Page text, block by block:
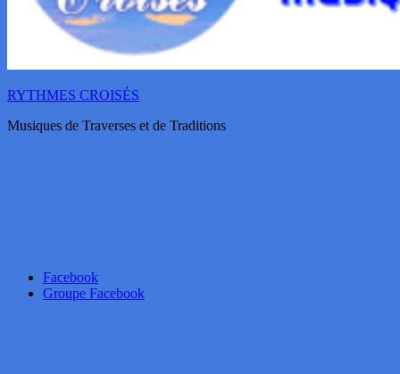
RYTHMES CROISÉS
Musiques de Traverses et de Traditions
Facebook
Groupe Facebook